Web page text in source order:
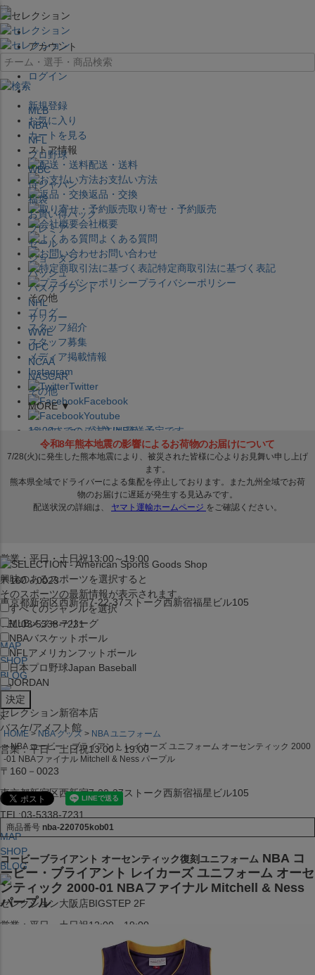
×
アカウント
ログイン
新規登録
お気に入り
カートを見る
ストア情報
配送・送料
お支払い方法
返品・交換
取り寄せ・予約販売
会社概要
よくある質問
お問い合わせ
特定商取引法に基づく表記
プライバシーポリシー
その他
ブログ
スタッフ紹介
スタッフ募集
メディア掲載情報
Instagram
Twitter
Facebook
Youtube
セレクション公式LINE@
営業：平日・土日祝13:00～19:00
〒160－0023
東京都新宿区西新宿7-22-37ストーク西新宿福星ビル105
TEL:03-5338-7231
MAP
SHOP
BLOG
セレクション新宿本店
バスケ/アメフト館
営業：平日・土日祝13:00～19:00
〒160－0023
東京都新宿区西新宿7-22-37ストーク西新宿福星ビル105
TEL:03-5338-7231
MAP
SHOP
BLOG
セレクション大阪店BIGSTEP 2F
営業：平日・土日祝12:00～19:00
大阪府大阪市中央区西心斎橋1丁目6番14号
MLB
NBA
NFL
プロ野球
WBC
侍ジャパン
福袋
お買い得パック
プレミア
セール
ジョーダン
バッシュ
バスケブランド
NHL
サッカー
WWE
UFC
NCAA
NASCAR
その他
MORE ▼
12:00までのご注文は発送予定です。
在庫品は 1-3営業日内で発送!! ※お取寄せ商品は対象外
興味のあるスポーツを選択すると
そのスポーツの最新情報が表示されます。
すべてのジャンルを選択
MLBメジャーリーグ
NBAバスケットボール
NFL アメリカンフットボール
日本プロ野球Japan Baseball
JORDAN
x
HOME NBA グッズ
NBA ユニフォーム
NBA コービー・ブライアント レイカーズ ユニフォーム オーセンティック 2000
-01 NBAファイナル Mitchell & Ness パープル
商品番号 nba-220705kob01
コービーブライアント オーセンティック復刻ユニフォーム NBA コ
ービー・ブライアント レイカーズ ユニフォーム オーセ
ンティック 2000-01 NBAファイナル Mitchell & Ness
パープル